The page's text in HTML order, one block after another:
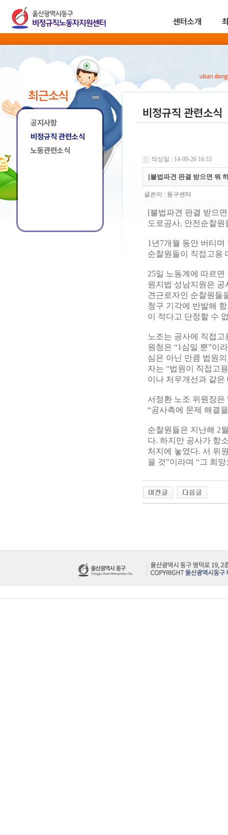
센터소개
최근소식
공지사항
비정규직 관련소식
노동관련소식
비정규직 관련소식
작성일 : 14-09-26 16:33
[불법파견 판결 받으면 뭐
글쓴이 : 동구센터
[불법파견 판결 받으
도로공사, 안전순찰
1년7개월 동안 버티
순찰원들이 직접고용
25일 노동계에 따르
원지법 성남지원은 공
견근로자인 순찰원들
청구 기각에 반발해
이 적다고 단정할 수
노조는 공사에 직접
원청은 “1심일 뿐”이
심은 아닌 만큼 법원
자는 “법원이 직접고
이나 처우개선과 같은
서정환 노조 위원장은
“공사측에 문제 해결
순찰원들은 지난해 2
다. 하지만 공사가 항
처지에 놓였다. 서 위
을 것”이라며 “그 희